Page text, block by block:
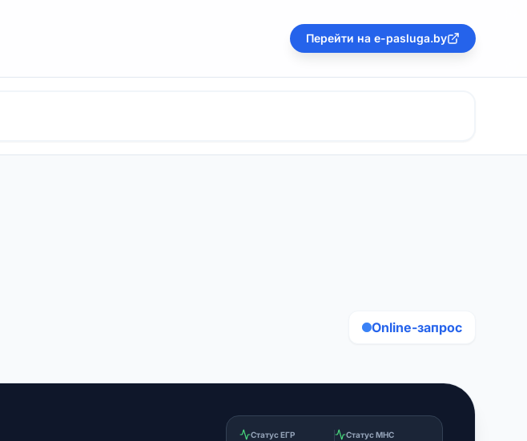
Перейти на e-pasluga.by
Online-запрос
Статус ЕГР Статус МНС